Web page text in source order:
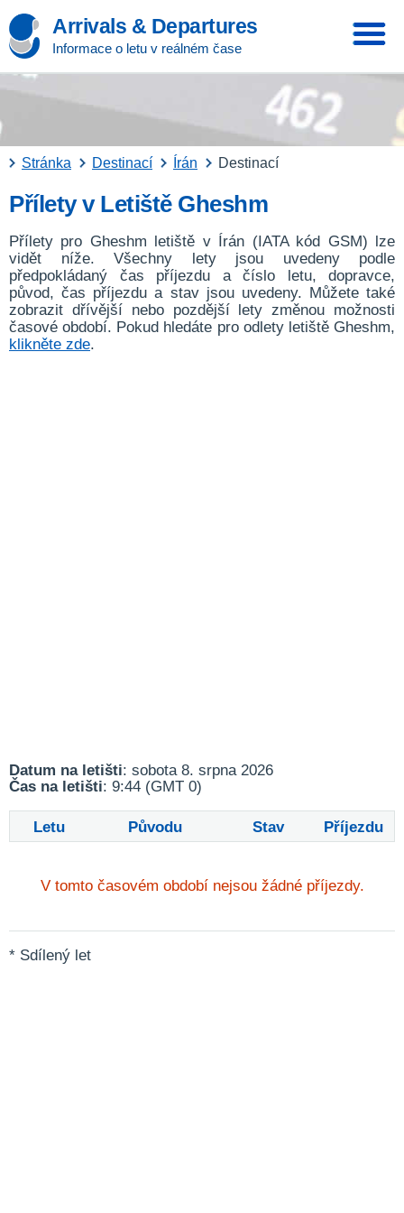
Arrivals & Departures
Informace o letu v reálném čase
Stránka Destinací Írán Destinací
Přílety v Letiště Gheshm
Přílety pro Gheshm letiště v Írán (IATA kód GSM) lze
vidět níže. Všechny lety jsou uvedeny podle
předpokládaný čas příjezdu a číslo letu, dopravce,
původ, čas příjezdu a stav jsou uvedeny. Můžete také
zobrazit dřívější nebo pozdější lety změnou možnosti
časové období. Pokud hledáte pro odlety letiště Gheshm,
klikněte zde.
Datum na letišti: sobota 8. srpna 2026
Čas na letišti: 9:44 (GMT 0)
Letu Původu Stav Příjezdu
V tomto časovém období nejsou žádné příjezdy.
* Sdílený let